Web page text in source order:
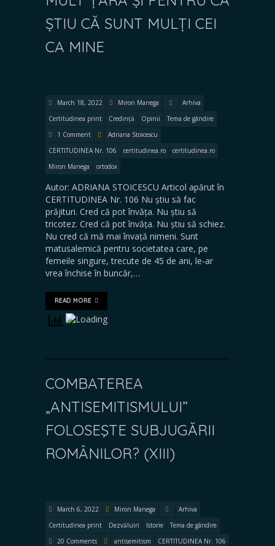
ȘTIU CĂ SUNT MULȚI CEI
CA MINE
March 18, 2022 Miron Manega
Arhiva
Certitudinea print
Credință Opinii
Tema de gândire
1 Comment
Adriana Stoicescu
CERTITUDINEA Nr. 106
certitudinea.ro
certitudinea.ro
Miron Manega
ortodox
Autor: ADRIANA STOICESCU Articol apărut în
CERTITUDINEA Nr. 106 Nu știu să fac
prăjituri. Cred că pot învăța. Nu știu să
tricotez. Cred că pot învăța. Nu știu să schiez.
Nu cred că mă mai învață nimeni. Sunt
matusalemică pentru societatea care, pe
femeile singure, trecute de 45 de ani, le-ar
vrea închise în buncăr,…
READ MORE
COMBATEREA
„ANTISEMITISMULUI”
FOLOSEŞTE SUBJUGĂRII
ROMÂNILOR? (XIII)
March 6, 2022 Miron Manega
Arhiva
Certitudinea print
Dezvăluiri Istorie
Tema de gândire
20 Comments
antisemitism
CERTITUDINEA Nr. 106